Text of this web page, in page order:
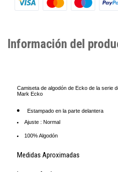
Información del
Camiseta de algodón de Ecko de la serie
Mark Ecko
Estampado en la parte delantera
Ajuste : Normal
100% Algodón
Medidas Aproximadas